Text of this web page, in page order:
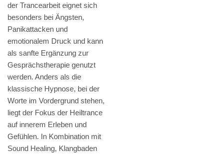
der Trancearbeit eignet sich
besonders bei Ängsten,
Panikattacken und
emotionalem Druck und kann
als sanfte Ergänzung zur
Gesprächstherapie genutzt
werden. Anders als die
klassische Hypnose, bei der
Worte im Vordergrund stehen,
liegt der Fokus der Heiltrance
auf innerem Erleben und
Gefühlen. In Kombination mit
Sound Healing, Klangbaden